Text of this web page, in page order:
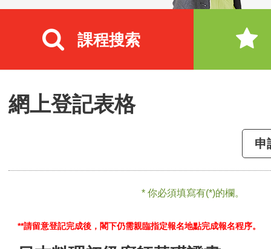
課程搜索
網上登記表格
申
* 你必須填寫有(*)的欄。
**請留意登記完成後，閣下仍需親臨指定報名地點完成報名程序。